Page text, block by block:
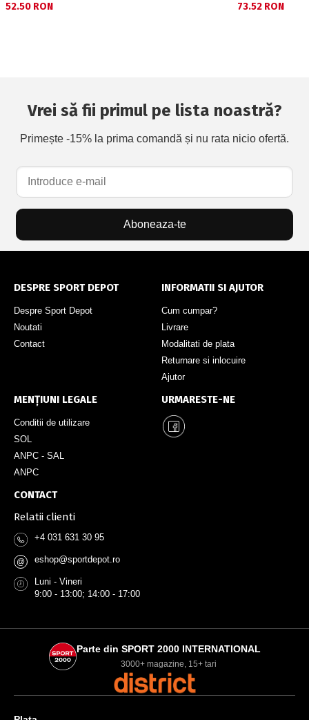
52.50 RON 73.52 RON
Vrei să fii primul pe lista noastră?
Primește -15% la prima comandă și nu rata nicio ofertă.
Aboneaza-te
DESPRE SPORT DEPOT
Despre Sport Depot
Noutati
Contact
INFORMATII SI AJUTOR
Cum cumpar?
Livrare
Modalitati de plata
Returnare si inlocuire
Ajutor
MENȚIUNI LEGALE
Conditii de utilizare
SOL
ANPC - SAL
ANPC
URMARESTE-NE
CONTACT
Relatii clienti
+4 031 631 30 95
@ eshop@sportdepot.ro
Luni - Vineri
9:00 - 13:00; 14:00 - 17:00
Parte din SPORT 2000 INTERNATIONAL
3000+ magazine, 15+ tari